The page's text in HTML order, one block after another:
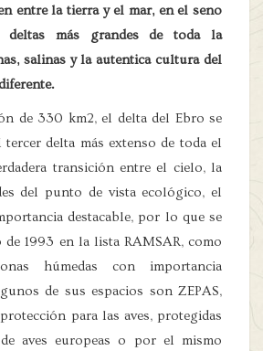
entre la tierra y el mar, en el seno
más grandes de toda la
salinas y la autentica cultura del
de 330 km2, el delta del Ebro se
tercer delta más extenso de toda el
transición entre el cielo, la
del punto de vista ecológico, el
destacable, por lo que se
1993 en la lista RAMSAR, como
húmedas con importancia
de sus espacios son ZEPAS,
para las aves, protegidas
aves europeas o por el mismo